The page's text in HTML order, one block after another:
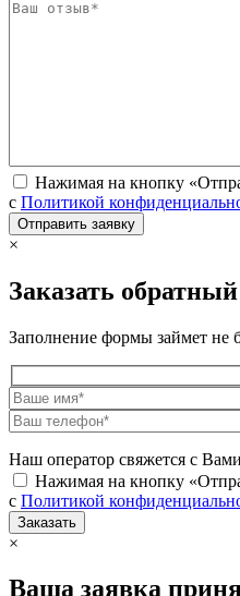
Нажимая на кнопку
с Политикой
×
Заказать
Заполнение формы займет не
Наш оператор свяжется с
Нажимая на кнопку
с Политикой
×
Ваша заявка